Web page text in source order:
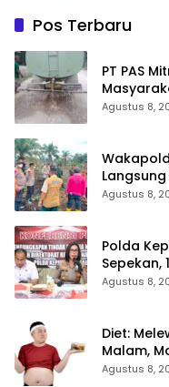
Pos Terbaru
‎PT PAS
Dirawat
Agustus 8,
Limau
Agustus 8,
Polda
Sepekan,
402 Gram
Agustus 8,
Diet:
Malam,
Dokter
Agustus 8,